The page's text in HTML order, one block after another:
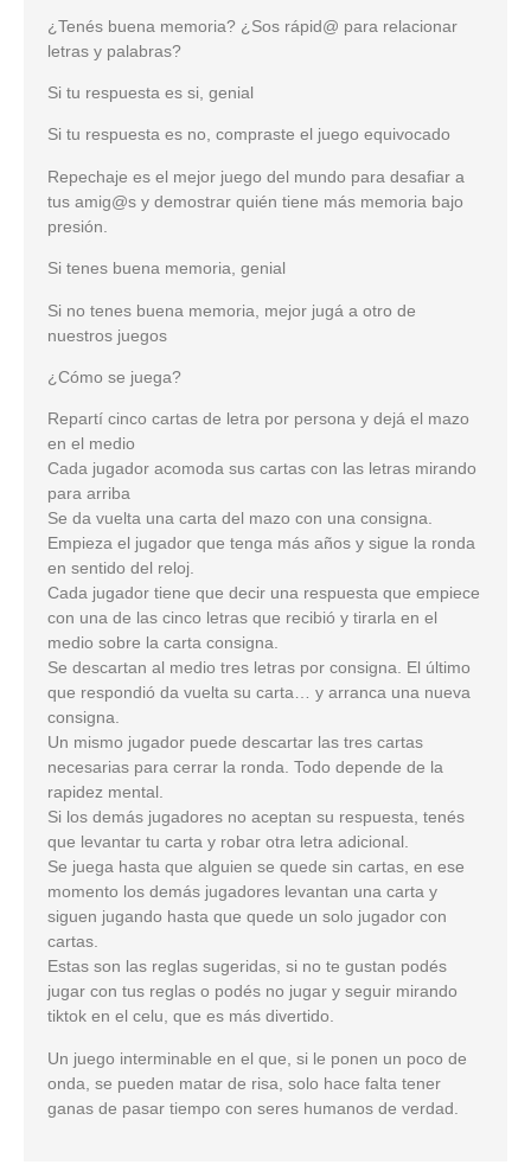
¿Tenés buena memoria? ¿Sos rápid@ para relacionar
letras y palabras?
Si tu respuesta es si, genial
Si tu respuesta es no, compraste el juego equivocado
Repechaje es el mejor juego del mundo para desafiar a
tus amig@s y demostrar quién tiene más memoria bajo
presión.
Si tenes buena memoria, genial
Si no tenes buena memoria, mejor jugá a otro de
nuestros juegos
¿Cómo se juega?
Repartí cinco cartas de letra por persona y dejá el mazo
en el medio
Cada jugador acomoda sus cartas con las letras mirando
para arriba
Se da vuelta una carta del mazo con una consigna.
Empieza el jugador que tenga más años y sigue la ronda
en sentido del reloj.
Cada jugador tiene que decir una respuesta que empiece
con una de las cinco letras que recibió y tirarla en el
medio sobre la carta consigna.
Se descartan al medio tres letras por consigna. El último
que respondió da vuelta su carta… y arranca una nueva
consigna.
Un mismo jugador puede descartar las tres cartas
necesarias para cerrar la ronda. Todo depende de la
rapidez mental.
Si los demás jugadores no aceptan su respuesta, tenés
que levantar tu carta y robar otra letra adicional.
Se juega hasta que alguien se quede sin cartas, en ese
momento los demás jugadores levantan una carta y
siguen jugando hasta que quede un solo jugador con
cartas.
Estas son las reglas sugeridas, si no te gustan podés
jugar con tus reglas o podés no jugar y seguir mirando
tiktok en el celu, que es más divertido.
Un juego interminable en el que, si le ponen un poco de
onda, se pueden matar de risa, solo hace falta tener
ganas de pasar tiempo con seres humanos de verdad.